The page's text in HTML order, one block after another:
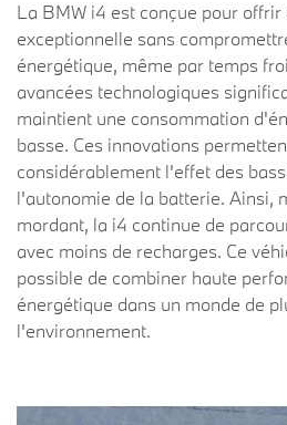
La BMW i4 est conçue pour
exceptionnelle sans
énergétique, même par temps
avancées technologiques
maintient une consommation
basse. Ces innovations
considérablement l'effet des
l'autonomie de la batterie. Ainsi,
mordant, la i4 continue de
avec moins de recharges. Ce
possible de combiner haute
énergétique dans un monde de
l'environnement.